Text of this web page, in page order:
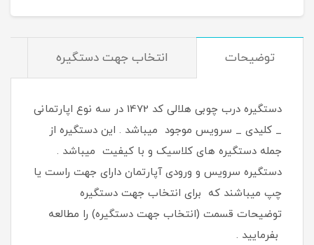
توضیحات انتخاب جهت دستگیره
دستگیره درب چوبی هلالی کد 1472 در سه نوع اپارتمانی
_ کلیدی _ سرویس موجود میباشد . این دستگیره از
جمله دستگیره های کلاسیک و با کیفیت میباشد .
دستگیره سرویس و ورودی آپارتمان دارای جهت راست یا
چپ میباشند که برای انتخاب جهت دستگیره
توضیحات قسمت (انتخاب جهت دستگیره) را مطالعه
بفرمایید .